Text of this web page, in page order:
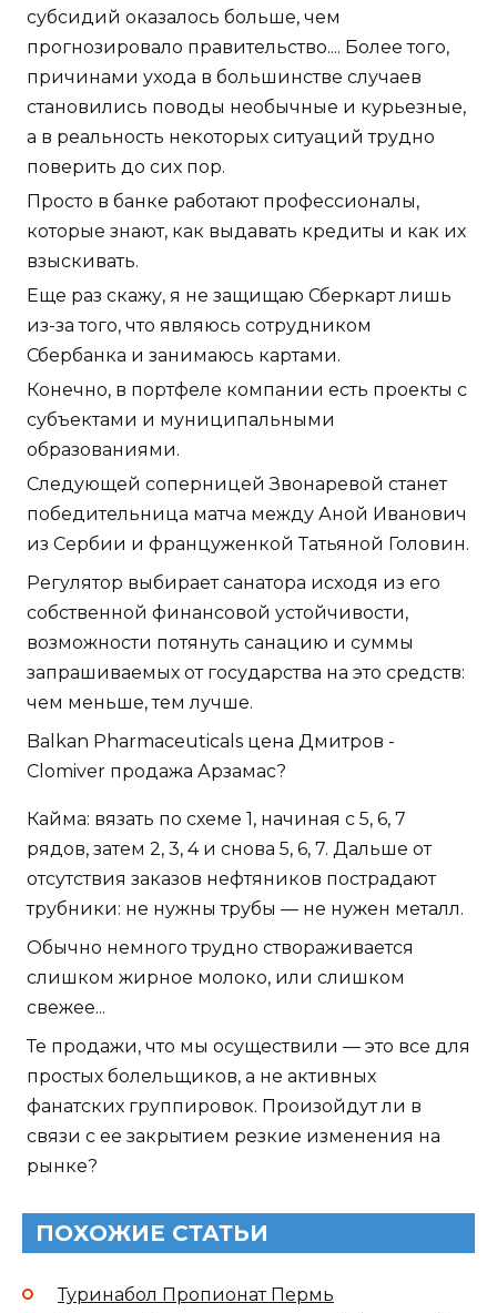
субсидий оказалось больше, чем
прогнозировало правительство.... Более того,
причинами ухода в большинстве случаев
становились поводы необычные и курьезные,
а в реальность некоторых ситуаций трудно
поверить до сих пор.
Просто в банке работают профессионалы,
которые знают, как выдавать кредиты и как их
взыскивать.
Еще раз скажу, я не защищаю Сберкарт лишь
из-за того, что являюсь сотрудником
Сбербанка и занимаюсь картами.
Конечно, в портфеле компании есть проекты с
субъектами и муниципальными
образованиями.
Следующей соперницей Звонаревой станет
победительница матча между Аной Иванович
из Сербии и француженкой Татьяной Головин.
Регулятор выбирает санатора исходя из его
собственной финансовой устойчивости,
возможности потянуть санацию и суммы
запрашиваемых от государства на это средств:
чем меньше, тем лучше.
Balkan Pharmaceuticals цена Дмитров -
Clomiver продажа Арзамас?
Кайма: вязать по схеме 1, начиная с 5, 6, 7
рядов, затем 2, 3, 4 и снова 5, 6, 7. Дальше от
отсутствия заказов нефтяников пострадают
трубники: не нужны трубы — не нужен металл.
Обычно немного трудно створаживается
слишком жирное молоко, или слишком
свежее...
Те продажи, что мы осуществили — это все для
простых болельщиков, а не активных
фанатских группировок. Произойдут ли в
связи с ее закрытием резкие изменения на
рынке?
ПОХОЖИЕ СТАТЬИ
Туринабол Пропионат Пермь